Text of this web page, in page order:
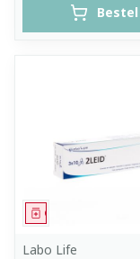
Bestel
Geneesmiddel
Labo Life